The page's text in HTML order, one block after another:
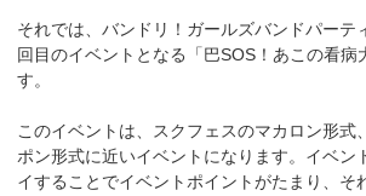
それでは、バンドリ！ガールズバンドパーテ
回目のイベントとなる「巴SOS！あこの看病
す。
このイベントは、スクフェスのマカロン形式
ポン形式に近いイベントになります。イベン
イすることでイベントポイントがたまり、そ